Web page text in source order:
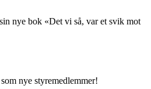
nye bok «Det vi så, var et svik mot
nye styremedlemmer!